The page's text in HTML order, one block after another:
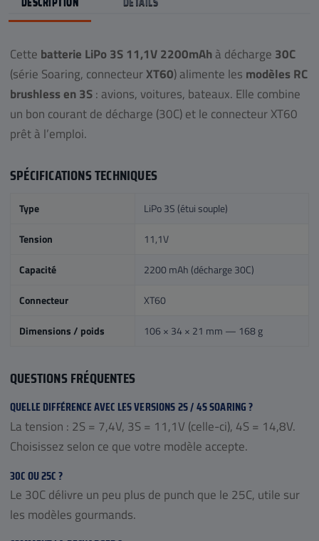
Cette batterie LiPo 3S 11,1V 2200mAh à décharge 30C
(série Soaring, connecteurXT60) alimente les modèles RC
brushless en 3S : avions, voitures, bateaux. Elle combine
un bon courant de décharge (30C) et le connecteur XT60
prêt à l’emploi.
SPÉCIFICATIONS TECHNIQUES
Type LiPo 3S (étui souple)
Tension 11,1V
Capacité 2200 mAh (décharge 30C)
Connecteur XT60
Dimensions / poids 106 × 34 × 21 mm — 168 g
QUESTIONS FRÉQUENTES
QUELLE DIFFÉRENCE AVEC LES VERSIONS 2S / 4S SOARING ?
La tension : 2S = 7,4V, 3S = 11,1V (celle-ci), 4S = 14,8V.
Choisissez selon ce que votre modèle accepte.
30C OU 25C ?
Le 30C délivre un peu plus de punch que le 25C, utile sur
les modèles gourmands.